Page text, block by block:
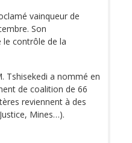
vainqueur de
Son
le contrôle de la
Tshisekedi a nommé en
de coalition de 66
reviennent à des
Mines…).